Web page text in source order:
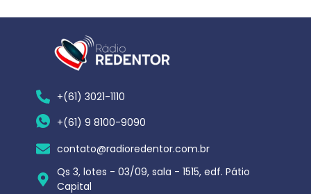
+(61) 3021-1110
+(61) 9 8100-9090
contato@radioredentor.com.br
Qs 3, lotes - 03/09, sala - 1515, edf. Pátio
Capital